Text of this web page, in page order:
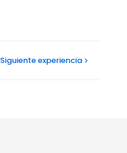
Siguienteexperiencia